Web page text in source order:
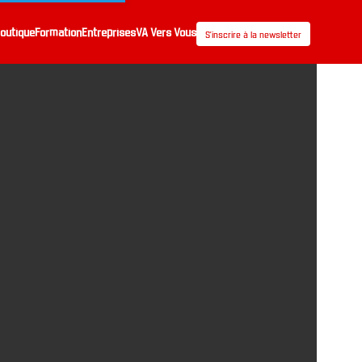
FormationEntreprisesVA Vers Vous S’inscrire à la newsletter